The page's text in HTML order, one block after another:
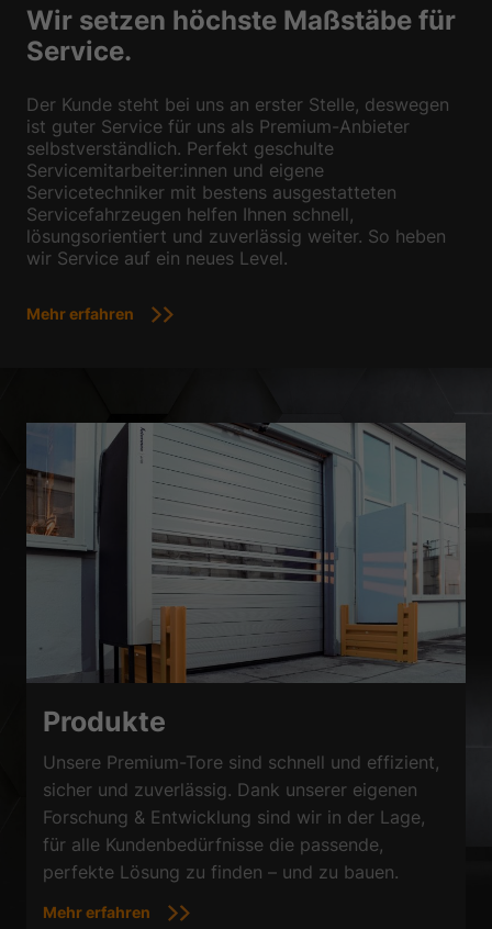
Wir setzen höchste Maßstäbe für
Service.
Der Kunde steht bei uns an erster Stelle, deswegen
ist guter Service für uns als Premium-Anbieter
selbstverständlich. Perfekt geschulte
Servicemitarbeiter:innen und eigene
Servicetechniker mit bestens ausgestatteten
Servicefahrzeugen helfen Ihnen schnell,
lösungsorientiert und zuverlässig weiter. So heben
wir Service auf ein neues Level.
Mehr erfahren
Produkte
Unsere Premium-Tore sind schnell und effizient,
sicher und zuverlässig. Dank unserer eigenen
Forschung & Entwicklung sind wir in der Lage,
für alle Kundenbedürfnisse die passende,
perfekte Lösung zu finden – und zu bauen.
Mehr erfahren